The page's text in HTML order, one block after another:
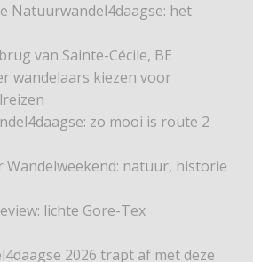
Natuurwandel4daagse: het
van Sainte-Cécile, BE
wandelaars kiezen voor
zo mooi is route 2
Wandelweekend: natuur, historie
lichte Gore-Tex
2026 trapt af met deze